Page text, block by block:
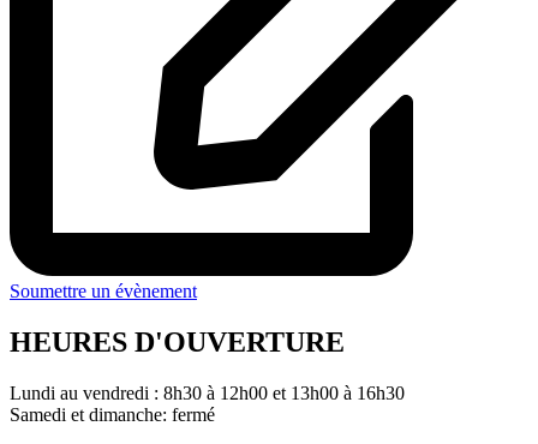
Soumettre un évènement
HEURES D'OUVERTURE
Lundi au vendredi : 8h30 à 12h00 et 13h00 à 16h30
Samedi et dimanche: fermé